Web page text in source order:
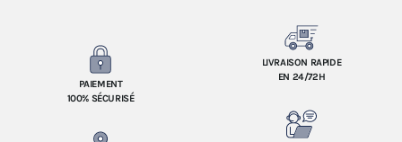
PAIEMENT
100% SÉCURISÉ
LIVRAISON RAPIDE
EN 24/72H